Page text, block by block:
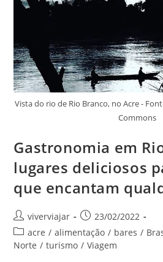
Vista do rio de Rio Branco, no Acre -
Commons
Gastronomia em
lugares deliciosos
que encantam
Autor
do
post:
viverviajar
Post
publicado:
23/02/2022
Categoria
do
acre / alimentação / bares /
Norte / turismo / Viagem